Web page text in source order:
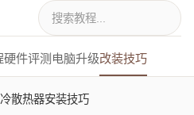
硬件评测电脑升级改装技巧
散热器安装技巧